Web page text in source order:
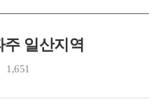
일산지역
1,651